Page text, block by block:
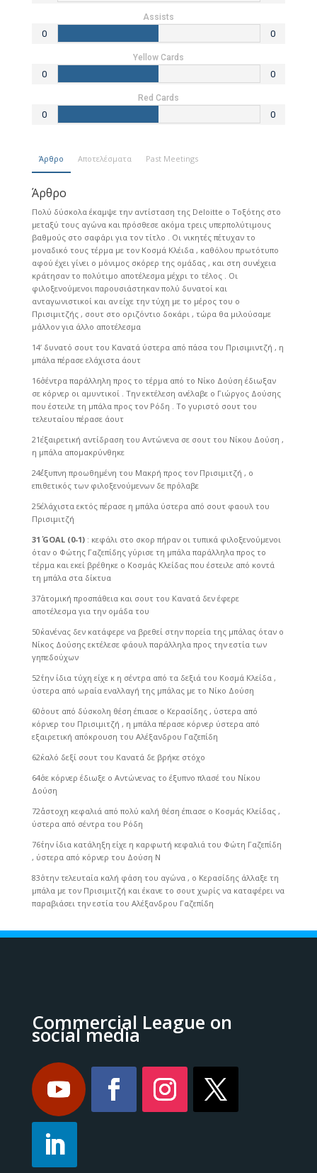
Assists
0 0
Yellow Cards
0 0
Red Cards
0 0
Άρθρο Αποτελέσματα Past Meetings
Άρθρο
Πολύ δύσκολα έκαμψε την αντίσταση της Deloitte ο Τοξότης στο
μεταξύ τους αγώνα και πρόσθεσε ακόμα τρεις υπερπολύτιμους
βαθμούς στο σαφάρι για τον τίτλο . Οι νικητές πέτυχαν το
μοναδικό τους τέρμα με τον Κοσμά Κλέιδα , καθόλου πρωτότυπο
αφού έχει γίνει ο μόνιμος σκόρερ της ομάδας , και στη συνέχεια
κράτησαν το πολύτιμο αποτέλεσμα μέχρι το τέλος . Οι
φιλοξενούμενοι παρουσιάστηκαν πολύ δυνατοί και
ανταγωνιστικοί και αν είχε την τύχη με το μέρος του ο
Πρισιμιτζής , σουτ στο οριζόντιο δοκάρι , τώρα θα μιλούσαμε
μάλλον για άλλο αποτέλεσμα
14’ δυνατό σουτ του Κανατά ύστερα από πάσα του Πρισιμιντζή , η
μπάλα πέρασε ελάχιστα άουτ
16΄σέντρα παράλληλη προς το τέρμα από το Νίκο Δούση έδιωξαν
σε κόρνερ οι αμυντικοί . Την εκτέλεση ανέλαβε ο Γιώργος Δούσης
που έστειλε τη μπάλα προς τον Ρόδη . Το γυριστό σουτ του
τελευταίου πέρασε άουτ
21΄εξαιρετική αντίδραση του Αντώνενα σε σουτ του Νίκου Δούση ,
η μπάλα απομακρύνθηκε
24΄έξυπνη προωθημένη του Μακρή προς τον Πρισιμιτζή , ο
επιθετικός των φιλοξενούμενων δε πρόλαβε
25΄ελάχιστα εκτός πέρασε η μπάλα ύστερα από σουτ φαουλ του
Πρισιμιτζή
31΄GOAL (0-1): κεφάλι στο σκορ πήραν οι τυπικά φιλοξενούμενοι
όταν ο Φώτης Γαζεπίδης γύρισε τη μπάλα παράλληλα προς το
τέρμα και εκεί βρέθηκε ο Κοσμάς Κλείδας που έστειλε από κοντά
τη μπάλα στα δίκτυα
37΄ατομική προσπάθεια και σουτ του Κανατά δεν έφερε
αποτέλεσμα για την ομάδα του
50΄κανένας δεν κατάφερε να βρεθεί στην πορεία της μπάλας όταν ο
Νίκος Δούσης εκτέλεσε φάουλ παράλληλα προς την εστία των
γηπεδούχων
52΄την ίδια τύχη είχε κ η σέντρα από τα δεξιά του Κοσμά Κλείδα ,
ύστερα από ωραία εναλλαγή της μπάλας με το Νίκο Δούση
60΄σουτ από δύσκολη θέση έπιασε ο Κερασίδης , ύστερα από
κόρνερ του Πρισιμιτζή , η μπάλα πέρασε κόρνερ ύστερα από
εξαιρετική απόκρουση του Αλέξανδρου Γαζεπίδη
62΄καλό δεξί σουτ του Κανατά δε βρήκε στόχο
64΄σε κόρνερ έδιωξε ο Αντώνενας το έξυπνο πλασέ του Νίκου
Δούση
72΄άστοχη κεφαλιά από πολύ καλή θέση έπιασε ο Κοσμάς Κλείδας ,
ύστερα από σέντρα του Ρόδη
76΄την ίδια κατάληξη είχε η καρφωτή κεφαλιά του Φώτη Γαζεπίδη
, ύστερα από κόρνερ του Δούση Ν
83΄στην τελευταία καλή φάση του αγώνα , ο Κερασίδης άλλαξε τη
μπάλα με τον Πρισιμιτζή και έκανε το σουτ χωρίς να καταφέρει να
παραβιάσει την εστία του Αλέξανδρου Γαζεπίδη
Commercial League on
social media